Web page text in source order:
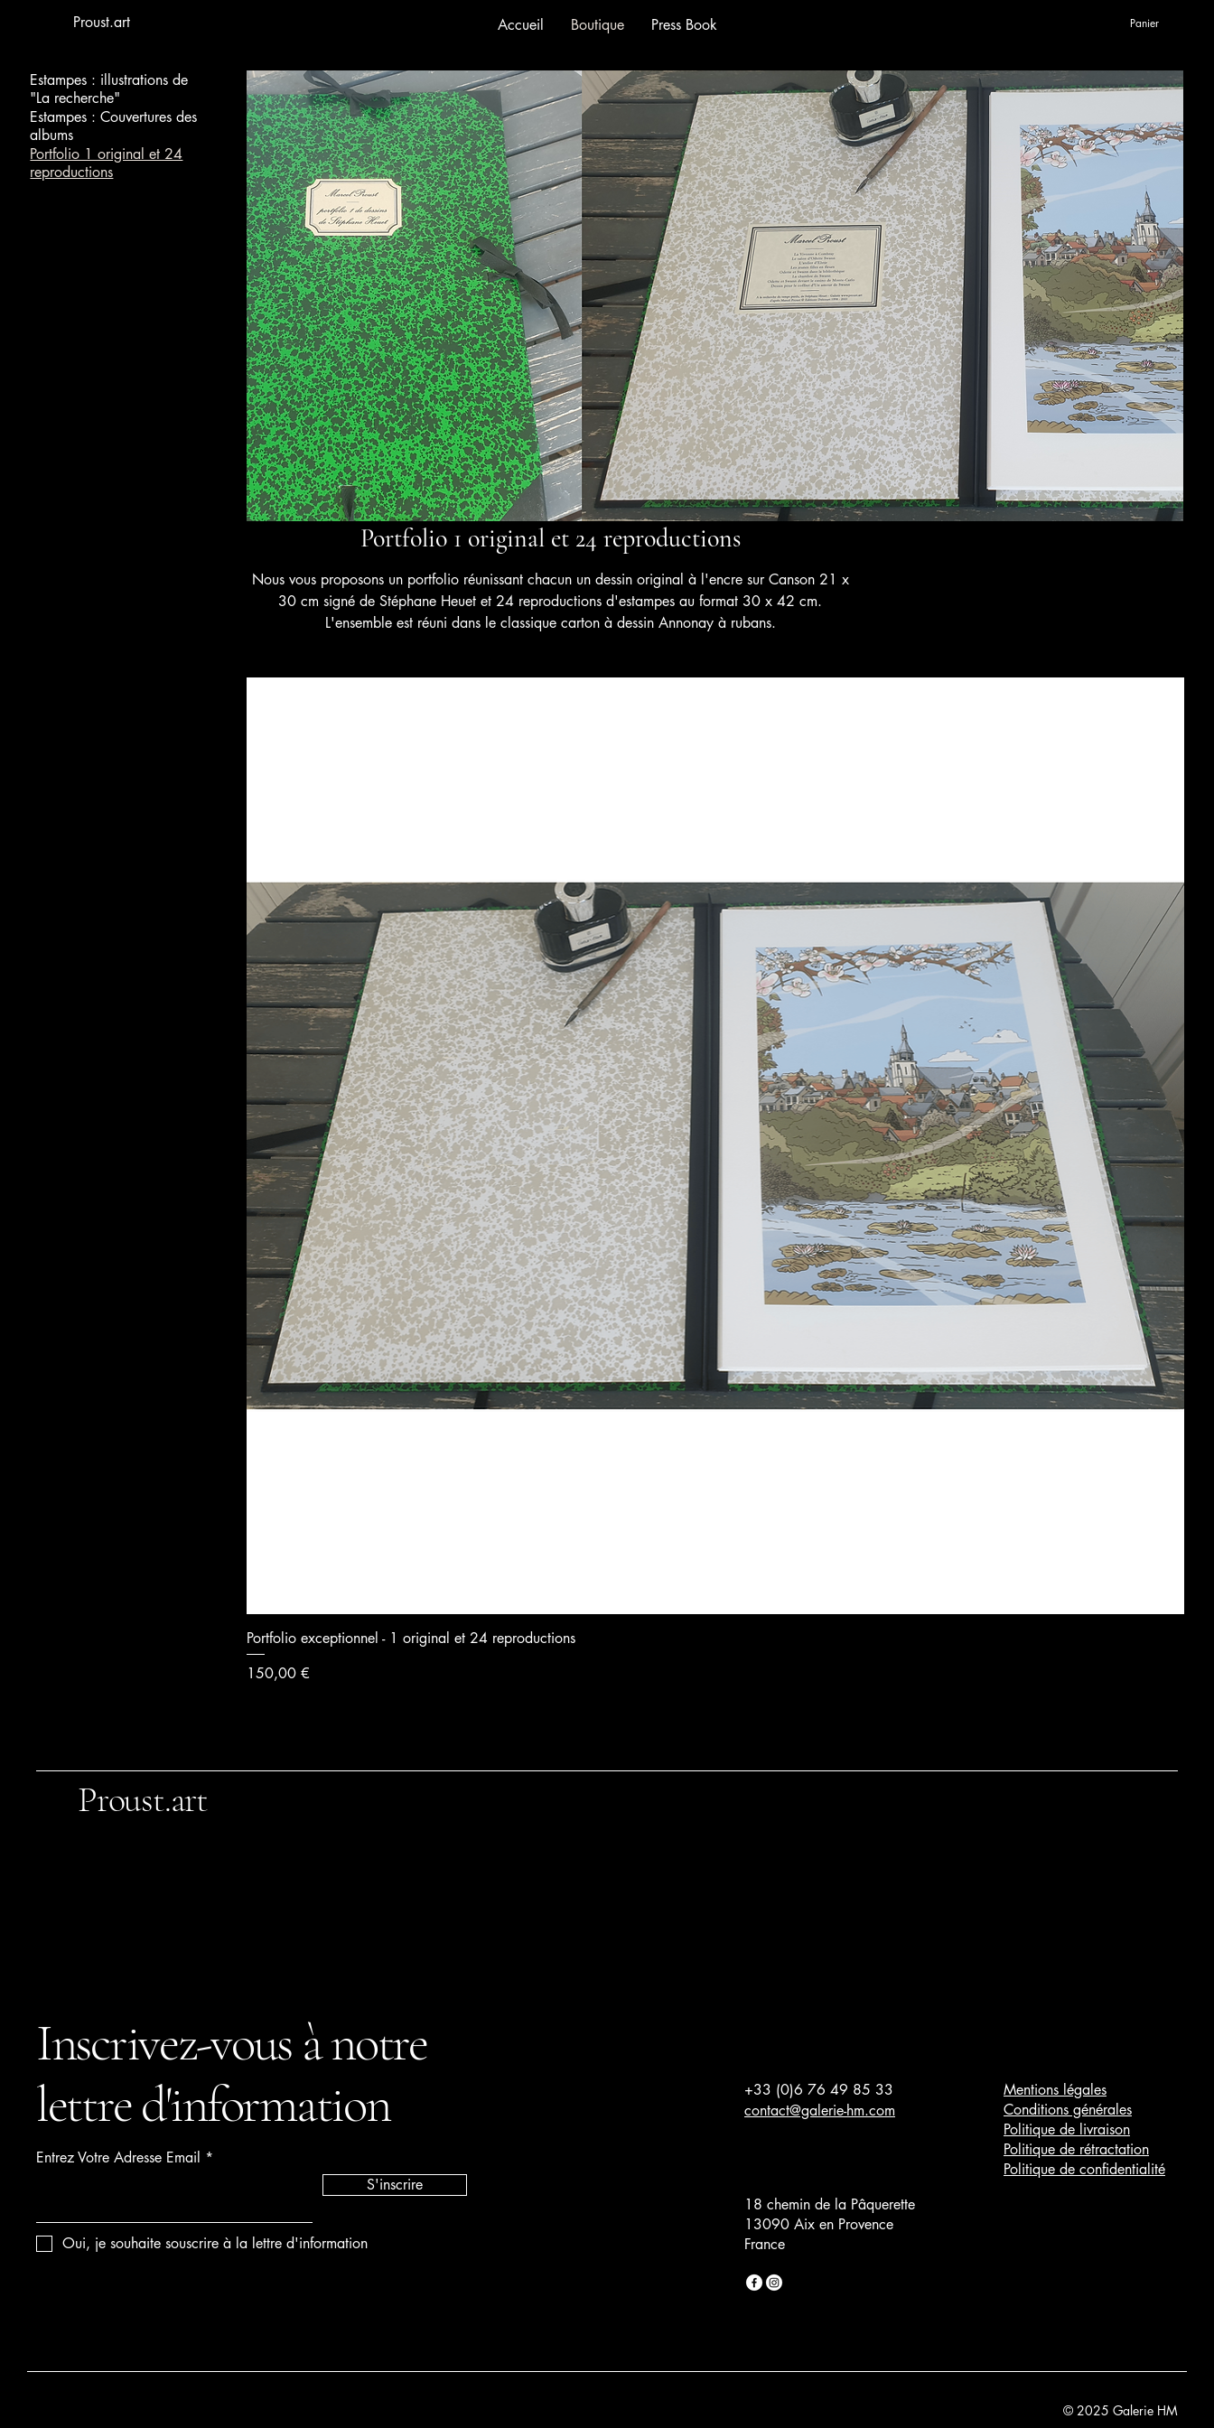
Proust.art Accueil Boutique Press Book Panier
Estampes : illustrations de
"La recherche"
Estampes : Couvertures des
albums
Portfolio 1 original et 24
reproductions
Portfolio 1 original et 24 reproductions
Nous vous proposons un portfolio réunissant chacun un dessin original à l'encre sur Canson 21 x
30 cm signé de Stéphane Heuet et 24 reproductions d'estampes au format 30 x 42 cm.
L'ensemble est réuni dans le classique carton à dessin Annonay à rubans.
Portfolio exceptionnel - 1 original et 24 reproductions
Prix
150,00 €
Proust.art
Inscrivez-vous à notre
lettre d'information
Entrez Votre Adresse Email
S'inscrire
Oui, je souhaite souscrire à la lettre d'information
+33 (0)6 76 49 85 33
contact@galerie-hm.com
Mentions légales
Conditions générales
Politique de livraison
Politique de rétractation
Politique de confidentialité
18 chemin de la Pâquerette
13090 Aix en Provence
France
© 2025 Galerie HM